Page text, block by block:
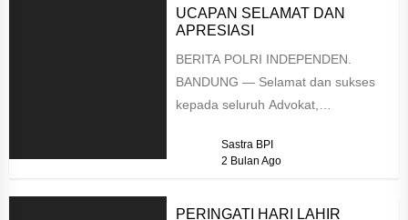
UCAPAN SELAMAT DAN
APRESIASI
BERITA POLRI INDEPENDEN.
BANDUNG — Selamat dan sukses
kepada seluruh Advokat,
Indonesia Raya (PADIRAYA) yang
Sastra BPI
2 Bulan Ago
PERINGATI HARI LAHIR